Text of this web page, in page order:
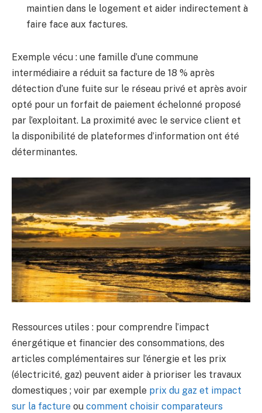
maintien dans le logement et aider indirectement à
faire face aux factures.
Exemple vécu : une famille d’une commune
intermédiaire a réduit sa facture de 18 % après
détection d’une fuite sur le réseau privé et après avoir
opté pour un forfait de paiement échelonné proposé
par l’exploitant. La proximité avec le service client et
la disponibilité de plateformes d’information ont été
déterminantes.
Ressources utiles : pour comprendre l’impact
énergétique et financier des consommations, des
articles complémentaires sur l’énergie et les prix
(électricité, gaz) peuvent aider à prioriser les travaux
domestiques ; voir par exemple prix du gaz et impact
sur la facture ou comment choisir comparateurs